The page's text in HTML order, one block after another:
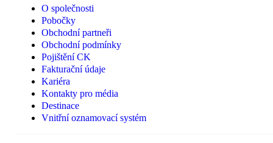
O společnosti
Pobočky
Obchodní partneři
Obchodní podmínky
Pojištění CK
Fakturační údaje
Kariéra
Kontakty pro média
Destinace
Vnitřní oznamovací systém